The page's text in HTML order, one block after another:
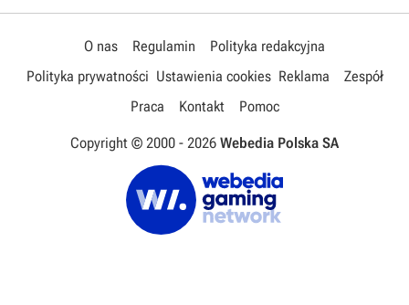
O nas Regulamin
Polityka redakcyjna
Polityka prywatności Ustawienia cookies Reklama
Zespół
Praca
Kontakt Pomoc
Copyright © 2000 - 2026 Webedia Polska SA